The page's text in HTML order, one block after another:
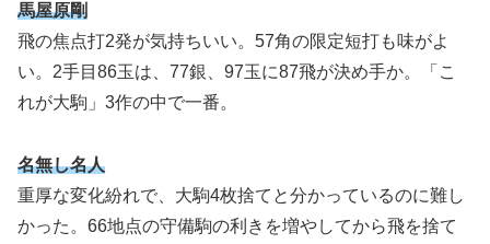
馬屋原剛
飛の焦点打2発が気持ちいい。57角の限定短打も味がよ
い。2手目86玉は、77銀、97玉に87飛が決め手か。「こ
れが大駒」3作の中で一番。
名無し名人
重厚な変化紛れで、大駒4枚捨てと分かっているのに難し
かった。66地点の守備駒の利きを増やしてから飛を捨て